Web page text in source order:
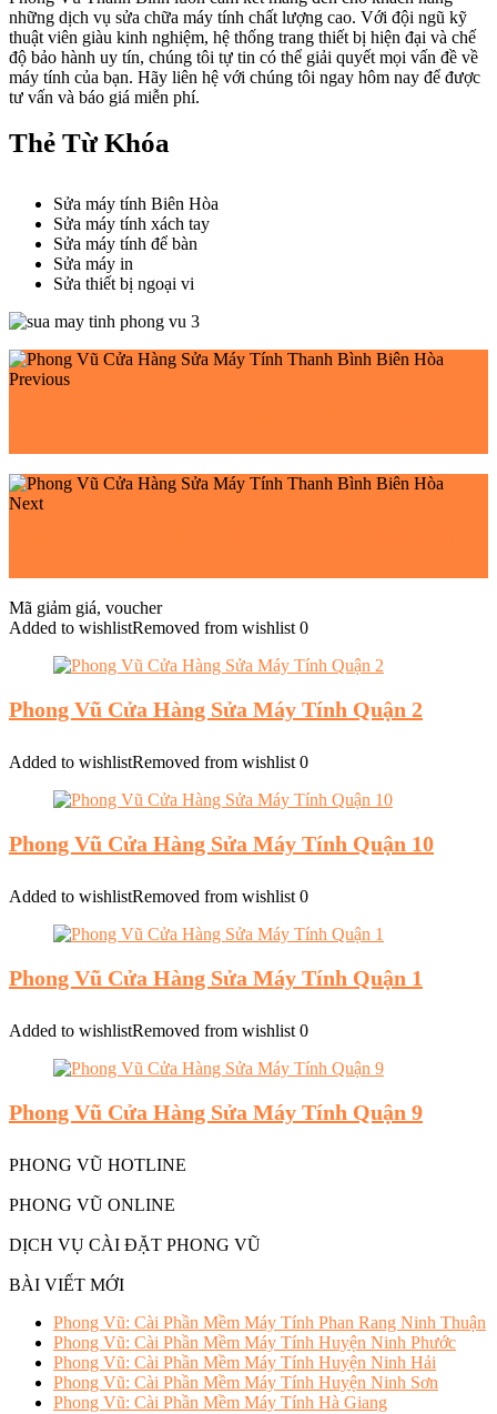
những dịch vụ sửa chữa máy tính chất lượng cao. Với đội ngũ kỹ
thuật viên giàu kinh nghiệm, hệ thống trang thiết bị hiện đại và chế
độ bảo hành uy tín, chúng tôi tự tin có thể giải quyết mọi vấn đề về
máy tính của bạn. Hãy liên hệ với chúng tôi ngay hôm nay để được
tư vấn và báo giá miễn phí.
Thẻ Từ Khóa
Sửa máy tính Biên Hòa
Sửa máy tính xách tay
Sửa máy tính để bàn
Sửa máy in
Sửa thiết bị ngoại vi
Previous
Next
Mã giảm giá, voucher
Added to wishlistRemoved from wishlist 0
Phong Vũ Cửa Hàng Sửa Máy Tính Quận 2
Added to wishlistRemoved from wishlist 0
Phong Vũ Cửa Hàng Sửa Máy Tính Quận 10
Added to wishlistRemoved from wishlist 0
Phong Vũ Cửa Hàng Sửa Máy Tính Quận 1
Added to wishlistRemoved from wishlist 0
Phong Vũ Cửa Hàng Sửa Máy Tính Quận 9
PHONG VŨ HOTLINE
PHONG VŨ ONLINE
DỊCH VỤ CÀI ĐẶT PHONG VŨ
BÀI VIẾT MỚI
Phong Vũ: Cài Phần Mềm Máy Tính Phan Rang Ninh Thuận
Phong Vũ: Cài Phần Mềm Máy Tính Huyện Ninh Phước
Phong Vũ: Cài Phần Mềm Máy Tính Huyện Ninh Hải
Phong Vũ: Cài Phần Mềm Máy Tính Huyện Ninh Sơn
Phong Vũ: Cài Phần Mềm Máy Tính Hà Giang